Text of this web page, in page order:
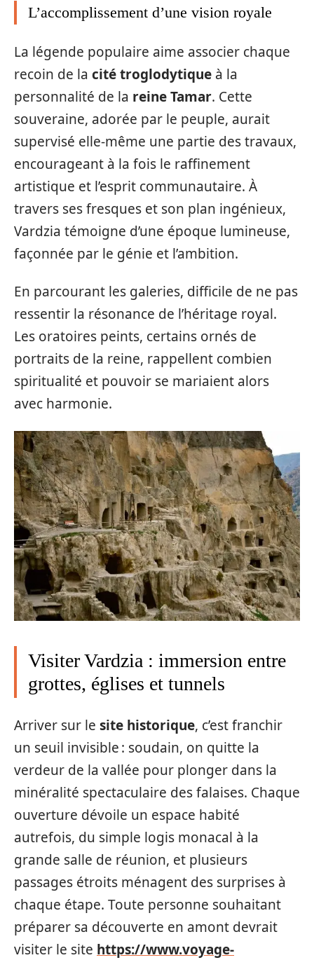
L’accomplissement d’une vision royale
La légende populaire aime associer chaque
recoin de la cité troglodytique à la
personnalité de la reine Tamar. Cette
souveraine, adorée par le peuple, aurait
supervisé elle-même une partie des travaux,
encourageant à la fois le raffinement
artistique et l’esprit communautaire. À
travers ses fresques et son plan ingénieux,
Vardzia témoigne d’une époque lumineuse,
façonnée par le génie et l’ambition.
En parcourant les galeries, difficile de ne pas
ressentir la résonance de l’héritage royal.
Les oratoires peints, certains ornés de
portraits de la reine, rappellent combien
spiritualité et pouvoir se mariaient alors
avec harmonie.
Visiter Vardzia : immersion entre
grottes, églises et tunnels
Arriver sur le site historique, c’est franchir
un seuil invisible : soudain, on quitte la
verdeur de la vallée pour plonger dans la
minéralité spectaculaire des falaises. Chaque
ouverture dévoile un espace habité
autrefois, du simple logis monacal à la
grande salle de réunion, et plusieurs
passages étroits ménagent des surprises à
chaque étape. Toute personne souhaitant
préparer sa découverte en amont devrait
visiter le site https://www.voyage-